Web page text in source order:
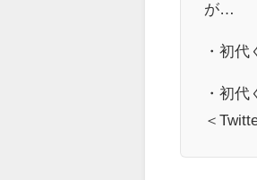
が…
・初
・初
＜